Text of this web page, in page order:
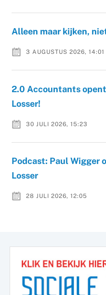
Alleen maar kijken,
3 AUGUSTUS 2026, 14:01
2.0 Accountants
Losser!
30 JULI 2026, 15:23
Podcast: Paul Wigger
Losser
28 JULI 2026, 12:05